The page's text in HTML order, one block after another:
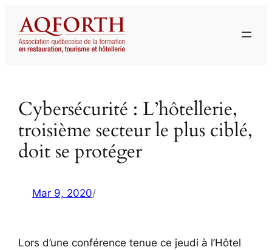
contenu
Cybersécurité : L’hôtellerie,
troisième secteur le plus ciblé,
doit se protéger
Mar 9, 2020/
Lors d’une conférence tenue ce jeudi à l’Hôtel